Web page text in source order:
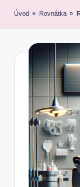
Úvod » Rovnátka »